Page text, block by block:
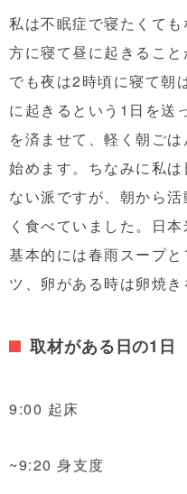
私は不眠症で寝たくて
方に寝て昼に起きるこ
でも夜は2時頃に寝て朝
に起きるという1日を送
を済ませて、軽く朝ご
始めます。ちなみに私
ない派ですが、朝から
く食べていました。日
基本的には春雨スープ
ツ、卵がある時は卵焼き
取材がある日の1日
9:00 起床
~9:20 身支度